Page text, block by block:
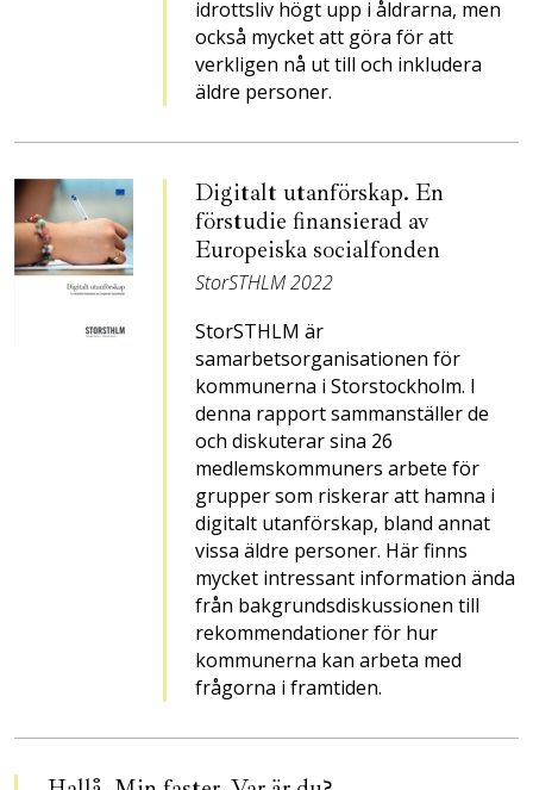
idrottsliv högt upp i åldrarna, men
också mycket att göra för att
verkligen nå ut till och inkludera
äldre personer.
Digitalt utanförskap. En
förstudie finansierad av
Europeiska socialfonden
StorSTHLM 2022
StorSTHLM är
samarbetsorganisationen för
kommunerna i Storstockholm. I
denna rapport sammanställer de
och diskuterar sina 26
medlemskommuners arbete för
grupper som riskerar att hamna i
digitalt utanförskap, bland annat
vissa äldre personer. Här finns
mycket intressant information ända
från bakgrundsdiskussionen till
rekommendationer för hur
kommunerna kan arbeta med
frågorna i framtiden.